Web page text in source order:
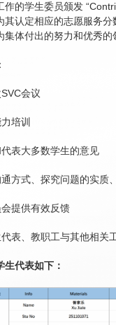
作的学生委员颁发
其认定相应的志愿服务
体付出的努力和优秀的
会议
培训
表大多数学生的意见
方式、探究问题的实质
提供有效反馈
表、教职工与其他相关
代表如下：